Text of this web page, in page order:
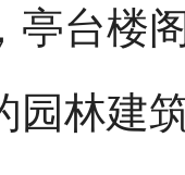
亭台楼
园林建